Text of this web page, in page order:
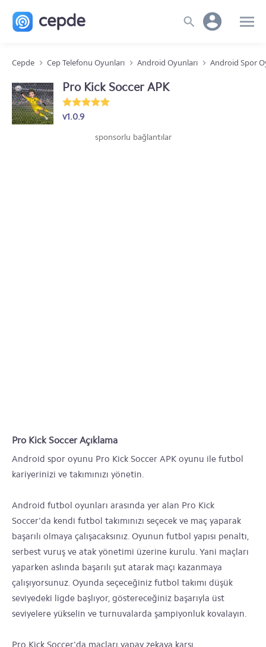
Cepde Cep Telefonu Oyunları Android Oyunları Android Spor
Pro Kick Soccer APK
v1.0.9
sponsorlu bağlantılar
Pro Kick Soccer Açıklama
Android spor oyunu Pro Kick Soccer APK oyunu ile futbol
kariyerinizi ve takımınızı yönetin.
Android futbol oyunları arasında yer alan Pro Kick
Soccer'da kendi futbol takımınızı seçecek ve maç yaparak
başarılı olmaya çalışacaksınız. Oyunun futbol yapısı penaltı,
serbest vuruş ve atak yönetimi üzerine kurulu. Yani maçları
yaparken aslında başarılı şut atarak maçı kazanmaya
çalışıyorsunuz. Oyunda seçeceğiniz futbol takımı düşük
seviyedeki ligde başlıyor, göstereceğiniz başarıyla üst
seviyelere yükselin ve turnuvalarda şampiyonluk kovalayın.
Pro Kick Soccer'da maçları yapay zekaya karşı